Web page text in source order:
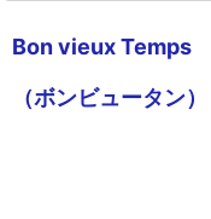
Bon vieux Temps
（ボンビュータン）